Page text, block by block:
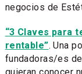
negocios de
“3 Claves para
rentable”. Una
fundadoras/es
quieran conocer